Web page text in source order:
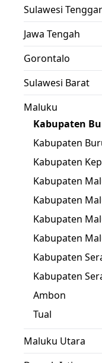
Sulawesi
Jawa Tengah
Gorontalo
Sulawesi Barat
Maluku
Kabupaten
Kabupaten
Kabupaten
Kabupaten
Kabupaten
Kabupaten
Kabupaten
Kabupaten
Kabupaten
Ambon
Tual
Maluku Utara